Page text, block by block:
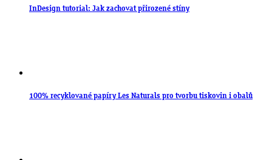
InDesign tutorial: Jak zachovat přirozené stíny
100% recyklované papíry Les Naturals pro tvorbu tiskovin i obalů